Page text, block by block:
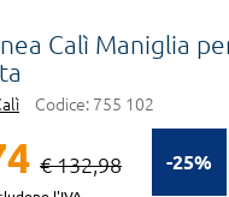
Calì Maniglia
Codice: 755 102
-25%
€ 132,98